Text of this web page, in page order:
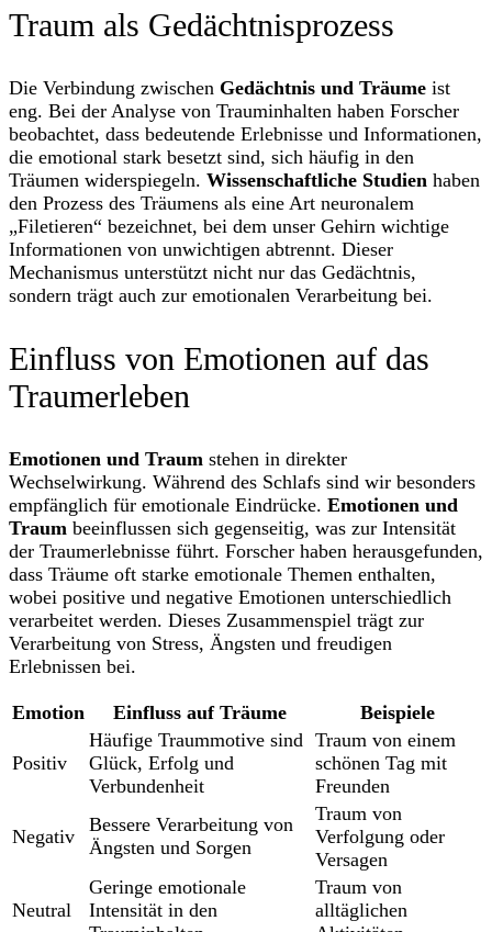
Traum als Gedächtnisprozess
Die Verbindung zwischen Gedächtnis und Träume ist
eng. Bei der Analyse von Trauminhalten haben Forscher
beobachtet, dass bedeutende Erlebnisse und Informationen,
die emotional stark besetzt sind, sich häufig in den
Träumen widerspiegeln. Wissenschaftliche Studien haben
den Prozess des Träumens als eine Art neuronalem
„Filetieren“ bezeichnet, bei dem unser Gehirn wichtige
Informationen von unwichtigen abtrennt. Dieser
Mechanismus unterstützt nicht nur das Gedächtnis,
sondern trägt auch zur emotionalen Verarbeitung bei.
Einfluss von Emotionen auf das
Traumerleben
Emotionen und Traum stehen in direkter
Wechselwirkung. Während des Schlafs sind wir besonders
empfänglich für emotionale Eindrücke. Emotionen und
Traum beeinflussen sich gegenseitig, was zur Intensität
der Traumerlebnisse führt. Forscher haben herausgefunden,
dass Träume oft starke emotionale Themen enthalten,
wobei positive und negative Emotionen unterschiedlich
verarbeitet werden. Dieses Zusammenspiel trägt zur
Verarbeitung von Stress, Ängsten und freudigen
Erlebnissen bei.
Emotion Einfluss auf Träume Beispiele
Positiv
Häufige Traummotive sind
Glück, Erfolg und
Verbundenheit
Traum von einem
schönen Tag mit
Freunden
Negativ
Bessere Verarbeitung von
Ängsten und Sorgen
Traum von
Verfolgung oder
Versagen
Neutral
Geringe emotionale
Intensität in den
Traum von
alltäglichen